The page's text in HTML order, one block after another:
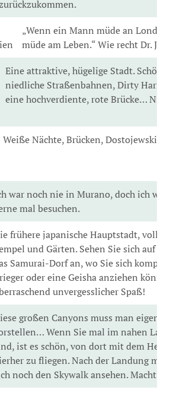
„Wenn ein Mann müde an
müde am Leben.“ Wie recht Dr.
Eine attraktive, hügelige Stadt.
niedliche Straßenbahnen, Dirty Harry,
eine hochverdiente, rote Brücke…
Weiße Nächte, Brücken, Dostojewski,
war noch nie in Murano, doch ich
mal besuchen.
frühere japanische Hauptstadt, voll
und Gärten. Sehen Sie sich auf
Samurai-Dorf an, wo Sie sich
oder eine Geisha anziehen
unvergesslicher Spaß!
großen Canyons muss man
Wenn Sie mal im nahen Las
ist es schön, von dort mit dem
zu fliegen. Nach der Landung
noch den Skywalk ansehen. Macht